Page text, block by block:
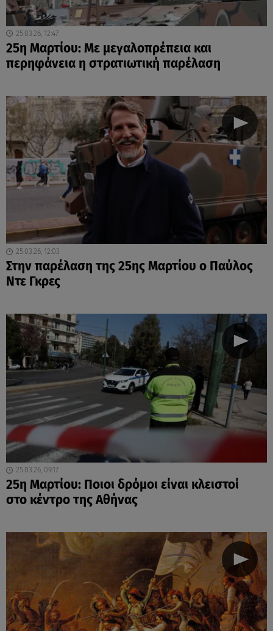
25.03.26, 12:47
25η Μαρτίου: Με μεγαλοπρέπεια και
περηφάνεια η στρατιωτική παρέλαση
25.03.26, 12:03
Στην παρέλαση της 25ης Μαρτίου ο Παύλος
Ντε Γκρες
25.03.26, 09:17
25η Μαρτίου: Ποιοι δρόμοι είναι κλειστοί
στο κέντρο της Αθήνας